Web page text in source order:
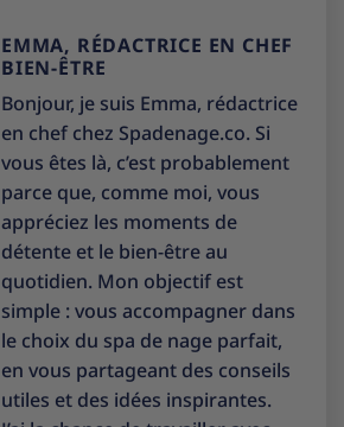
EMMA, RÉDACTRICE EN CHEF
BIEN-ÊTRE
Bonjour, je suis Emma, rédactrice
en chef chez Spadenage.co. Si
vous êtes là, c’est probablement
parce que, comme moi, vous
appréciez les moments de
détente et le bien-être au
quotidien. Mon objectif est
simple : vous accompagner dans
le choix du spa de nage parfait,
en vous partageant des conseils
utiles et des idées inspirantes.